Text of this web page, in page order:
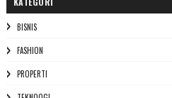
BISNIS
FASHION
PROPERTI